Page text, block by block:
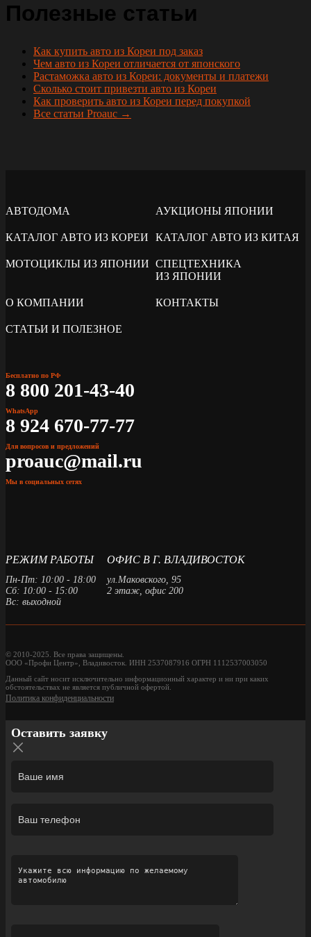
Полезные статьи
Как купить авто из Кореи под заказ
Чем авто из Кореи отличается от японского
Растаможка авто из Кореи: документы и платежи
Сколько стоит привезти авто из Кореи
Как проверить авто из Кореи перед покупкой
Все статьи Proauc →
АВТОДОМА АУКЦИОНЫ ЯПОНИИ
КАТАЛОГ АВТО ИЗ КОРЕИ КАТАЛОГ АВТО ИЗ КИТАЯ
МОТОЦИКЛЫ ИЗ ЯПОНИИ СПЕЦТЕХНИКА
ИЗ ЯПОНИИ
О КОМПАНИИ КОНТАКТЫ
СТАТЬИ И ПОЛЕЗНОЕ
Бесплатно по РФ
8 800 201-43-40
WhatsApp
8 924 670-77-77
Для вопросов и предложений
proauc@mail.ru
Мы в социальных сетях
РЕЖИМ РАБОТЫ
Пн-Пт: 10:00 - 18:00
Сб: 10:00 - 15:00
Вс: выходной
ОФИС В Г. ВЛАДИВОСТОК
ул.Маковского, 95
2 этаж, офис 200
© 2010-2025. Все права защищены.
ООО «Профи Центр», Владивосток. ИНН 2537087916 ОГРН 1112537003050
Данный сайт носит исключительно информационный характер и ни при каких
обстоятельствах не является публичной офертой.
Политика конфиденциальности
Оставить заявку